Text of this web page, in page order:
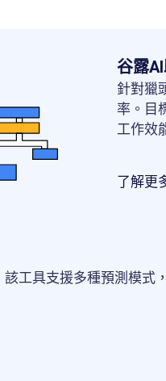
谷露
針對獵
率。目
工作效
了解更
工具支援多種預測模式